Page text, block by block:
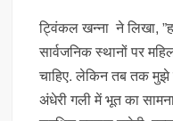
ट्विंकल खन्ना ने लिखा,
सार्वजनिक स्थानों पर
चाहिए. लेकिन तब तक मुझे
अंधेरी गली में भूत का